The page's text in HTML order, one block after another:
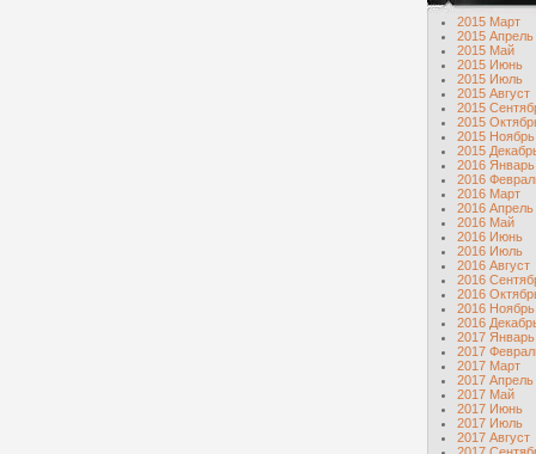
2015 Март
2015 Апрель
2015 Май
2015 Июнь
2015 Июль
2015 Август
2015
2015
2015 Ноябрь
2015
2016 Январь
2016
2016 Март
2016 Апрель
2016 Май
2016 Июнь
2016 Июль
2016 Август
2016
2016
2016 Ноябрь
2016
2017 Январь
2017
2017 Март
2017 Апрель
2017 Май
2017 Июнь
2017 Июль
2017 Август